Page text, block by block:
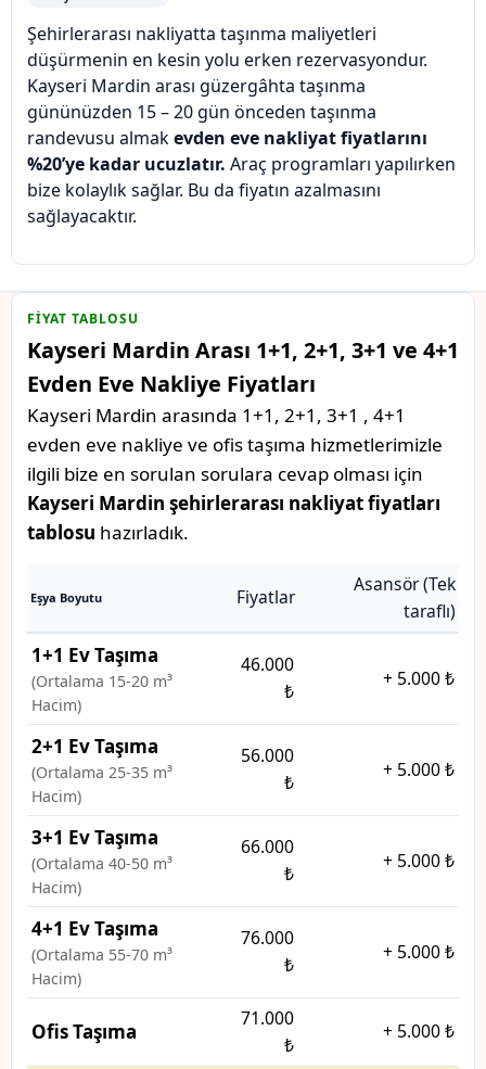
Şehirlerarası nakliyatta taşınma maliyetleri
düşürmenin en kesin yolu erken rezervasyondur.
Kayseri Mardin arası güzergâhta taşınma
gününüzden 15 – 20 gün önceden taşınma
randevusu almakevden eve nakliyat fiyatlarını
%20’ye kadar ucuzlatır. Araç programları yapılırken
bize kolaylık sağlar. Bu da fiyatın azalmasını
sağlayacaktır.
FIYAT TABLOSU
Kayseri Mardin Arası 1+1, 2+1, 3+1 ve 4+1
Evden Eve Nakliye Fiyatları
Kayseri Mardin arasında 1+1, 2+1, 3+1 , 4+1
evden eve nakliye ve ofis taşıma hizmetlerimizle
ilgili bize en sorulan sorulara cevap olması için
Kayseri Mardin şehirlerarası nakliyat fiyatları
tablosu hazırladık.
Eşya Boyutu Fiyatlar
Asansör (Tek
taraflı)
1+1 Ev Taşıma
(Ortalama 15-20 m³
Hacim)
46.000
₺
+ 5.000 ₺
2+1 Ev Taşıma
(Ortalama 25-35 m³
Hacim)
56.000
₺
+ 5.000 ₺
3+1 Ev Taşıma
(Ortalama 40-50 m³
Hacim)
66.000
₺
+ 5.000 ₺
4+1 Ev Taşıma
(Ortalama 55-70 m³
Hacim)
76.000
₺
+ 5.000 ₺
Ofis Taşıma
71.000
₺
+ 5.000 ₺